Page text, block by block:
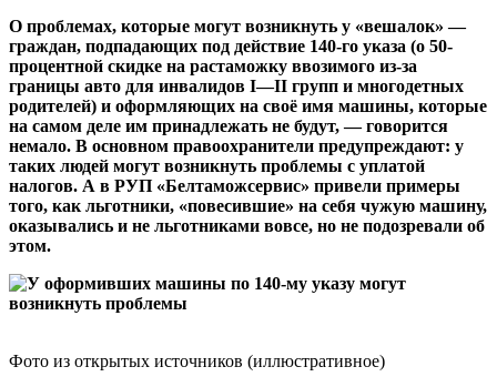
О проблемах, которые могут возникнуть у «вешалок» —
граждан, подпадающих под действие 140-го указа (о 50-
процентной скидке на растаможку ввозимого из-за
границы авто для инвалидов I—II групп и многодетных
родителей) и оформляющих на своё имя машины, которые
на самом деле им принадлежать не будут, — говорится
немало. В основном правоохранители предупреждают: у
таких людей могут возникнуть проблемы с уплатой
налогов. А в РУП «Белтаможсервис» привели примеры
того, как льготники, «повесившие» на себя чужую машину,
оказывались и не льготниками вовсе, но не подозревали об
этом.
Фото из открытых источников (иллюстративное)